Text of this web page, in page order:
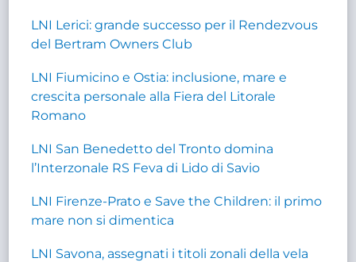
LNI Lerici: grande successo per il Rendezvous
del Bertram Owners Club
LNI Fiumicino e Ostia: inclusione, mare e
crescita personale alla Fiera del Litorale
Romano
LNI San Benedetto del Tronto domina
l’Interzonale RS Feva di Lido di Savio
LNI Firenze-Prato e Save the Children: il primo
mare non si dimentica
LNI Savona, assegnati i titoli zonali della vela